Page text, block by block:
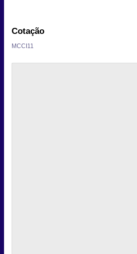
Cotação
MCCI11